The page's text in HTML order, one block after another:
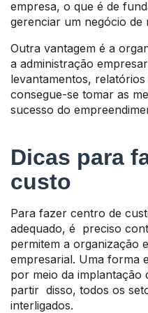
empresa, o que é de
gerenciar um negócio de
Outra vantagem é a
a administração
levantamentos,
consegue-se tomar as
sucesso do
Dicas para
custo
Para fazer centro de
adequado, é preciso
permitem a organização
empresarial. Uma forma
por meio da implantação
partir disso, todos os
interligados.